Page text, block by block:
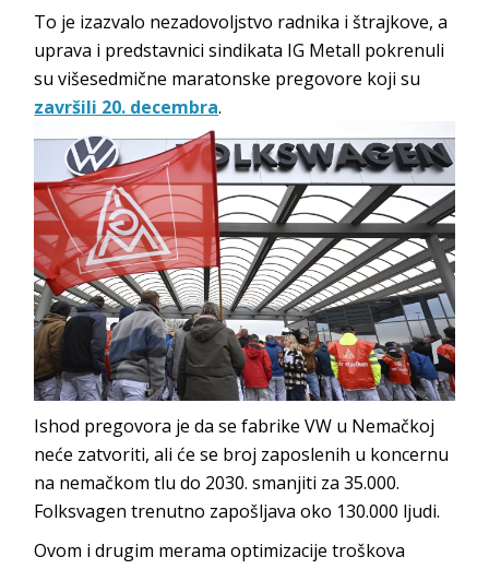
To je izazvalo nezadovoljstvo radnika i štrajkove, a
uprava i predstavnici sindikata IG Metall pokrenuli
su višesedmične maratonske pregovore koji su
završili 20. decembra.
Ishod pregovora je da se fabrike VW u Nemačkoj
neće zatvoriti, ali će se broj zaposlenih u koncernu
na nemačkom tlu do 2030. smanjiti za 35.000.
Folksvagen trenutno zapošljava oko 130.000 ljudi.
Ovom i drugim merama optimizacije troškova